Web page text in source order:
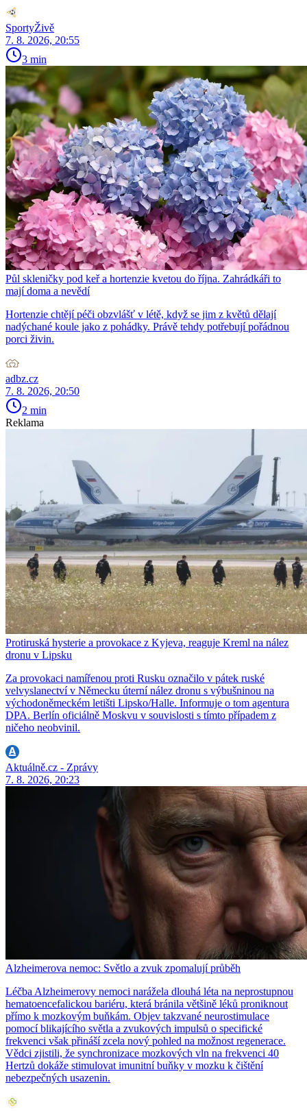
SportyŽivě
7. 8. 2026, 20:55
3 min
Půl skleničky pod keř a hortenzie kvetou do října. Zahrádkáři to
mají doma a nevědí
Hortenzie chtějí péči obzvlášť v létě, když se jim z květů dělají
nadýchané koule jako z pohádky. Právě tehdy potřebují pořádnou
porci živin.
adbz.cz
7. 8. 2026, 20:50
2 min
Reklama
Protiruská hysterie a provokace z Kyjeva, reaguje Kreml na nález
dronu v Lipsku
Za provokaci namířenou proti Rusku označilo v pátek ruské
velvyslanectví v Německu úterní nález dronu s výbušninou na
východoněmeckém letišti Lipsko/Halle. Informuje o tom agentura
DPA. Berlín oficiálně Moskvu v souvislosti s tímto případem z
ničeho neobvinil.
Aktuálně.cz - Zprávy
7. 8. 2026, 20:23
Alzheimerova nemoc: Světlo a zvuk zpomalují průběh
Léčba Alzheimerovy nemoci narážela dlouhá léta na neprostupnou
hematoencefalickou bariéru, která bránila většině léků proniknout
přímo k mozkovým buňkám. Objev takzvané neurostimulace
pomocí blikajícího světla a zvukových impulsů o specifické
frekvenci však přináší zcela nový pohled na možnost regenerace.
Vědci zjistili, že synchronizace mozkových vln na frekvenci 40
Hertzů dokáže stimulovat imunitní buňky v mozku k čištění
nebezpečných usazenin.